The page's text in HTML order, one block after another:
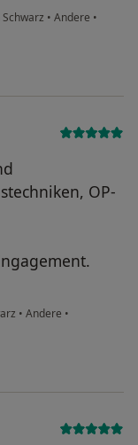
• Andere •
OP-
• Andere •